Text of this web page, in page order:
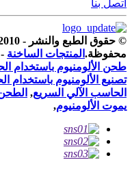
اتصل بنا
محفوظة. المنتجات الساخنة -
طحن الألومنيوم باستخدام
تصنيع الألومنيوم باستخدام
الحاسب الآلي السريع,
يموت الألومنيوم,